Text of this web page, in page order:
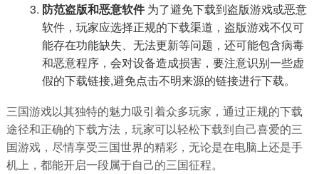
防范盗版和恶意软件为了避免下载到盗版游戏或恶意
软件，玩家应选择正规的下载渠道，盗版游戏不仅可
能存在功能缺失、无法更新等问题，还可能包含病毒
和恶意程序，会对设备造成损害，要注意识别一些虚
假的下载链接,避免点击不明来源的链接进行下载。
三国游戏以其独特的魅力吸引着众多玩家，通过正规的下载
途径和正确的下载方法，玩家可以轻松下载到自己喜爱的三
国游戏，尽情享受三国世界的精彩，无论是在电脑上还是手
机上，都能开启一段属于自己的三国征程。